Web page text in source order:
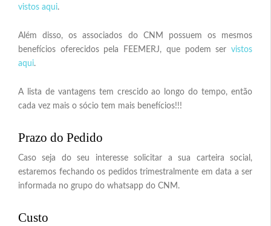
vistos aqui.
Além disso, os associados do CNM possuem os mesmos
benefícios oferecidos pela FEEMERJ, que podem ser vistos
aqui.
A lista de vantagens tem crescido ao longo do tempo, então
cada vez mais o sócio tem mais benefícios!!!
Prazo do Pedido
Caso seja do seu interesse solicitar a sua carteira social,
estaremos fechando os pedidos trimestralmente em data a ser
informada no grupo do whatsapp do CNM.
Custo